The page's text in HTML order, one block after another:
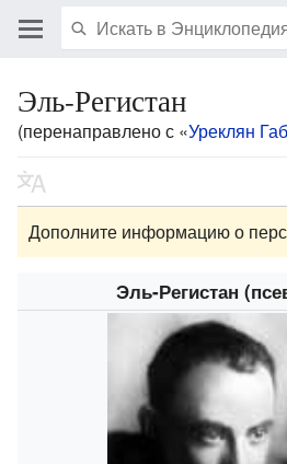
Эль-Регистан
(перенаправлено с «Уреклян
Дополните информацию о
Эль-Регистан